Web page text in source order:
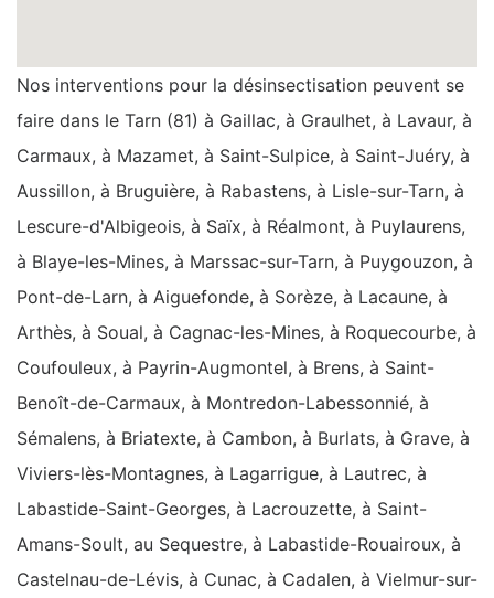
Nos interventions pour la désinsectisation peuvent se
faire dans le Tarn (81) à Gaillac, à Graulhet, à Lavaur, à
Carmaux, à Mazamet, à Saint-Sulpice, à Saint-Juéry, à
Aussillon, à Bruguière, à Rabastens, à Lisle-sur-Tarn, à
Lescure-d'Albigeois, à Saïx, à Réalmont, à Puylaurens,
à Blaye-les-Mines, à Marssac-sur-Tarn, à Puygouzon, à
Pont-de-Larn, à Aiguefonde, à Sorèze, à Lacaune, à
Arthès, à Soual, à Cagnac-les-Mines, à Roquecourbe, à
Coufouleux, à Payrin-Augmontel, à Brens, à Saint-
Benoît-de-Carmaux, à Montredon-Labessonnié, à
Sémalens, à Briatexte, à Cambon, à Burlats, à Grave, à
Viviers-lès-Montagnes, à Lagarrigue, à Lautrec, à
Labastide-Saint-Georges, à Lacrouzette, à Saint-
Amans-Soult, au Sequestre, à Labastide-Rouairoux, à
Castelnau-de-Lévis, à Cunac, à Cadalen, à Vielmur-sur-